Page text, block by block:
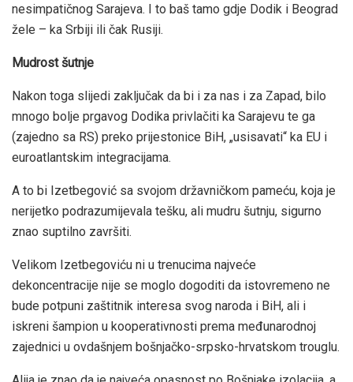
nesimpatičnog Sarajeva. I to baš tamo gdje Dodik i Beograd
žele – ka Srbiji ili čak Rusiji.
Mudrost šutnje
Nakon toga slijedi zaključak da bi i za nas i za Zapad, bilo
mnogo bolje prgavog Dodika privlačiti ka Sarajevu te ga
(zajedno sa RS) preko prijestonice BiH, „usisavati“ ka EU i
euroatlantskim integracijama.
A to bi Izetbegović sa svojom državničkom pameću, koja je
nerijetko podrazumijevala tešku, ali mudru šutnju, sigurno
znao suptilno završiti.
Velikom Izetbegoviću ni u trenucima najveće
dekoncentracije nije se moglo dogoditi da istovremeno ne
bude potpuni zaštitnik interesa svog naroda i BiH, ali i
iskreni šampion u kooperativnosti prema međunarodnoj
zajednici u ovdašnjem bošnjačko-srpsko-hrvatskom trouglu.